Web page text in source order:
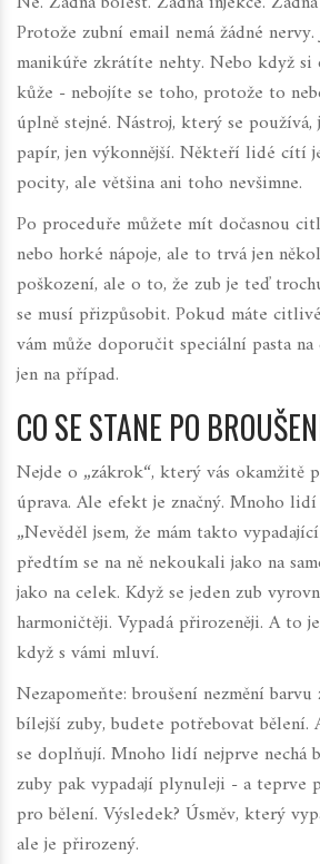
Protože zubní email nemá žádné
manikúře zkrátíte nehty. Nebo když si
kůže - nebojíte se toho, protože to
úplně stejné. Nástroj, který se
papír, jen výkonnější. Někteří lidé cítí
pocity, ale většina ani toho nevšimne.
Po proceduře můžete mít dočasnou
nebo horké nápoje, ale to trvá jen
poškození, ale o to, že zub je teď
se musí přizpůsobit. Pokud máte
vám může doporučit speciální pasta
jen na případ.
CO SE STANE PO
Nejde o „zákrok“, který vás okamžitě
úprava. Ale efekt je značný. Mnoho
„Nevěděl jsem, že mám takto
předtím se na ně nekoukali jako na
jako na celek. Když se jeden zub
harmoničtěji. Vypadá přirozeněji. A to
když s vámi mluví.
Nezapomeňte: broušení nezmění
bílejší zuby, budete potřebovat bělení.
se doplňují. Mnoho lidí nejprve nechá
zuby pak vypadají plynuleji - a teprve
pro bělení. Výsledek? Úsměv, který
ale je přirozený.